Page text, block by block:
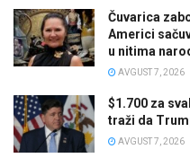
Čuvarica
Americi
u nitima
AVGUST 7, 2026
$1.700 za
traži da
AVGUST 7, 2026